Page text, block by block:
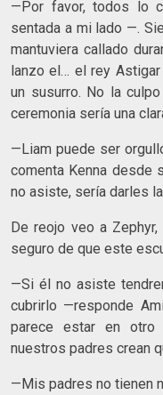
—Por favor, todos lo
sentada a mi lado —.
mantuviera callado
lanzo el… el rey
un susurro. No la
ceremonia sería una
—Liam puede ser
comenta Kenna desde
no asiste, sería darles
De reojo veo a
seguro de que este
—Si él no asiste
cubrirlo —responde
parece estar en
nuestros padres crean
—Mis padres no tienen